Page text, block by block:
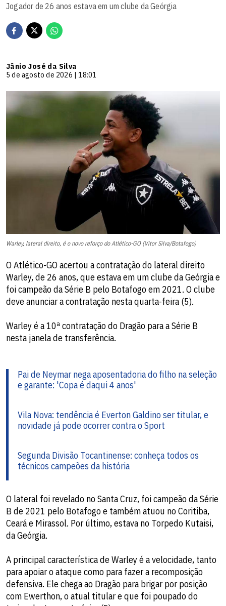
Jogador de 26 anos estava em um clube da Geórgia
Jânio José da Silva
5 de agosto de 2026 | 18:01
Warley, lateral direito, é o novo reforço do Atlético-GO (Vitor Silva/Botafogo)
O Atlético-GO acertou a contratação do lateral direito
Warley, de 26 anos, que estava em um clube da Geórgia e
foi campeão da Série B pelo Botafogo em 2021. O clube
deve anunciar a contratação nesta quarta-feira (5).
Warley é a 10ª contratação do Dragão para a Série B
nesta janela de transferência.
Pai de Neymar nega aposentadoria do filho na seleção
e garante: 'Copa é daqui 4 anos'
Vila Nova: tendência é Everton Galdino ser titular, e
novidade já pode ocorrer contra o Sport
Segunda Divisão Tocantinense: conheça todos os
técnicos campeões da história
O lateral foi revelado no Santa Cruz, foi campeão da Série
B de 2021 pelo Botafogo e também atuou no Coritiba,
Ceará e Mirassol. Por último, estava no Torpedo Kutaisi,
da Geórgia.
A principal característica de Warley é a velocidade, tanto
para apoiar o ataque como para fazer a recomposição
defensiva. Ele chega ao Dragão para brigar por posição
com Ewerthon, o atual titular e que foi poupado do